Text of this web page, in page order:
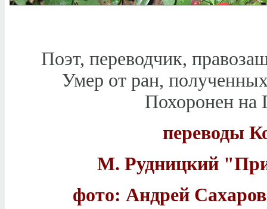
Поэт, переводчик,
Умер от ран, полученных
Похоронен на
переводы
М. Рудницкий
фото: Андрей